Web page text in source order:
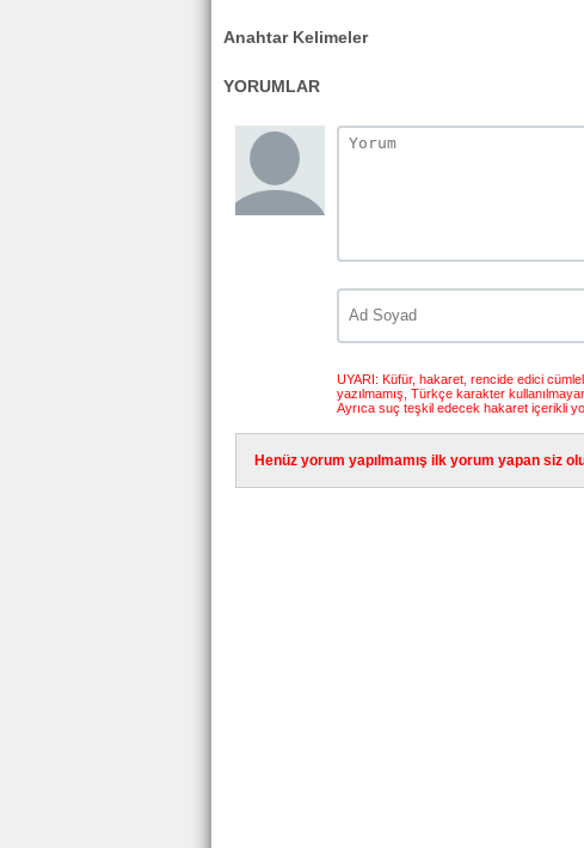
Anahtar Kelimeler
YORUMLAR
UYARI: Küfür, hakaret, rencide edici
yazılmamış, Türkçe karakter
Ayrıca suç teşkil edecek hakaret içerikli
Henüz yorum yapılmamış ilk yorum yapan siz